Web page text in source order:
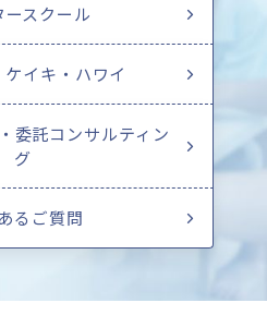
ースクール
イキ・ハワイ
委託コンサルティン
グ
るご質問